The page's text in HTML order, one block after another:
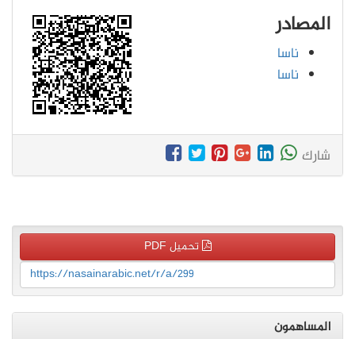
المصادر
ناسا
ناسا
شارك
تحميل PDF
https://nasainarabic.net/r/a/299
المساهمون